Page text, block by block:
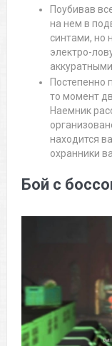
Поубивав
на нем в
синтами, но
электро-
аккуратными.
Постепенно
то момент
Наемник
находится
охранники
Бой с